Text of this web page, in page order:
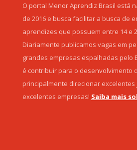
O portal Menor Aprendiz Brasil está
de 2016 e busca facilitar a busca de
aprendizes que possuem entre 14 e
Diariamente publicamos vagas em
grandes empresas espalhadas pelo
é contribuir para o desenvolvimento
principalmente direcionar
excelentes empresas! Saiba mais